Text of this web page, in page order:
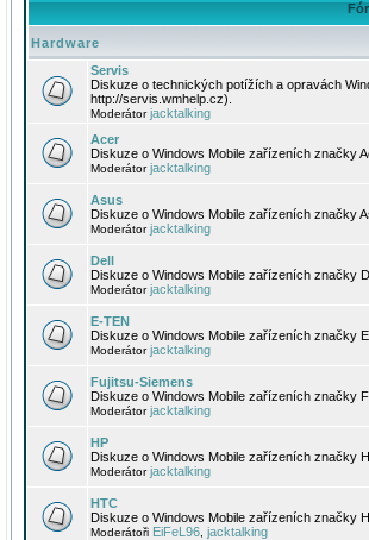
Hardware
Servis
Diskuze o technických potížích a opravách
http://servis.wmhelp.cz).
Moderátorjacktalking
Acer
Diskuze o Windows Mobile zařízeních značky
Moderátorjacktalking
Asus
Diskuze o Windows Mobile zařízeních značky
Moderátorjacktalking
Dell
Diskuze o Windows Mobile zařízeních značky
Moderátorjacktalking
E-TEN
Diskuze o Windows Mobile zařízeních značky
Moderátorjacktalking
Fujitsu-Siemens
Diskuze o Windows Mobile zařízeních značky
Moderátorjacktalking
HP
Diskuze o Windows Mobile zařízeních značky
Moderátorjacktalking
HTC
Diskuze o Windows Mobile zařízeních značky
Moderátoři EiFeL96 jacktalking